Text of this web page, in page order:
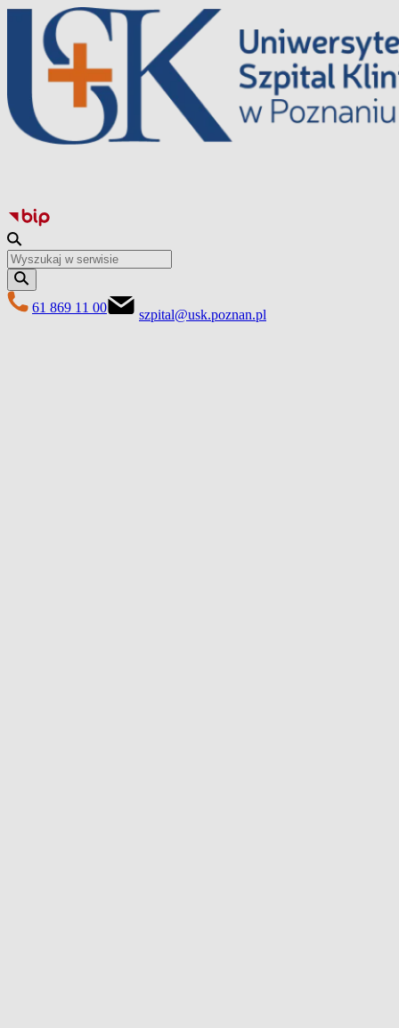
Перейти
вмісту
61 869 11 00 szpital@usk.poznan.pl